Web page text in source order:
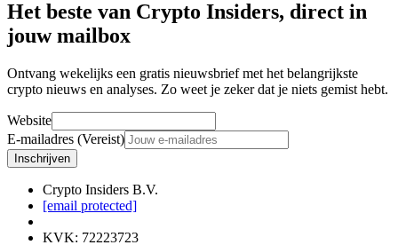
Het beste van Crypto Insiders, direct in
jouw mailbox
Ontvang wekelijks een gratis nieuwsbrief met het belangrijkste
crypto nieuws en analyses. Zo weet je zeker dat je niets gemist hebt.
Website
E-mailadres (Vereist)
Inschrijven
Crypto Insiders B.V.
[email protected]
KVK: 72223723